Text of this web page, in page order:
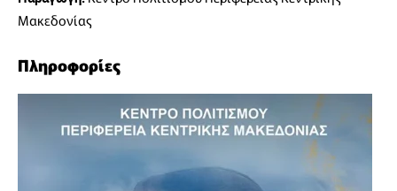
Μακεδονίας
Πληροφορίες